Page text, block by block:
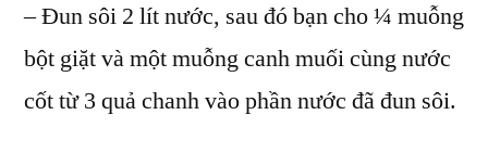
– Đun sôi 2 lít nước, sau đó bạn cho ¼ muỗng
bột giặt và một muỗng canh muối cùng nước
cốt từ 3 quả chanh vào phần nước đã đun sôi.